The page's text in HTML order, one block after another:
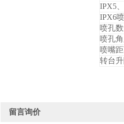
IPX5
IPX6
喷孔
喷孔
喷嘴
转台
留言询价